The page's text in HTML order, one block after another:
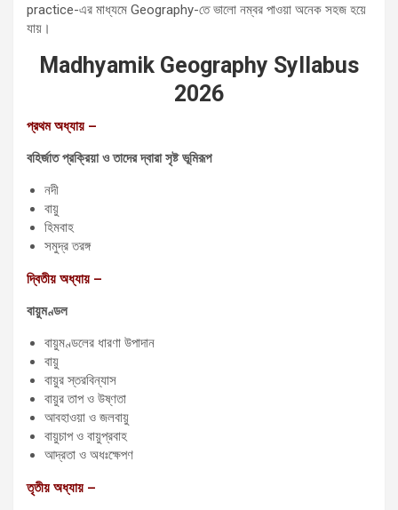
practice-এর মাধ্যমে Geography-তে ভালো নম্বর পাওয়া অনেক সহজ হয়ে
যায়।
Madhyamik Geography Syllabus
2026
প্রথম অধ্যায় –
বহির্জাত প্রক্রিয়া ও তাদের দ্বারা সৃষ্ট ভূমিরূপ
নদী
বায়ু
হিমবাহ
সমুদ্র তরঙ্গ
দ্বিতীয় অধ্যায় –
বায়ুমণ্ডল
বায়ুমণ্ডলের ধারণা উপাদান
বায়ু
বায়ুর স্তরবিন্যাস
বায়ুর তাপ ও উষ্ণতা
আবহাওয়া ও জলবায়ু
বায়ুচাপ ও বায়ুপ্রবাহ
আদ্রতা ও অধঃক্ষেপণ
তৃতীয় অধ্যায় –